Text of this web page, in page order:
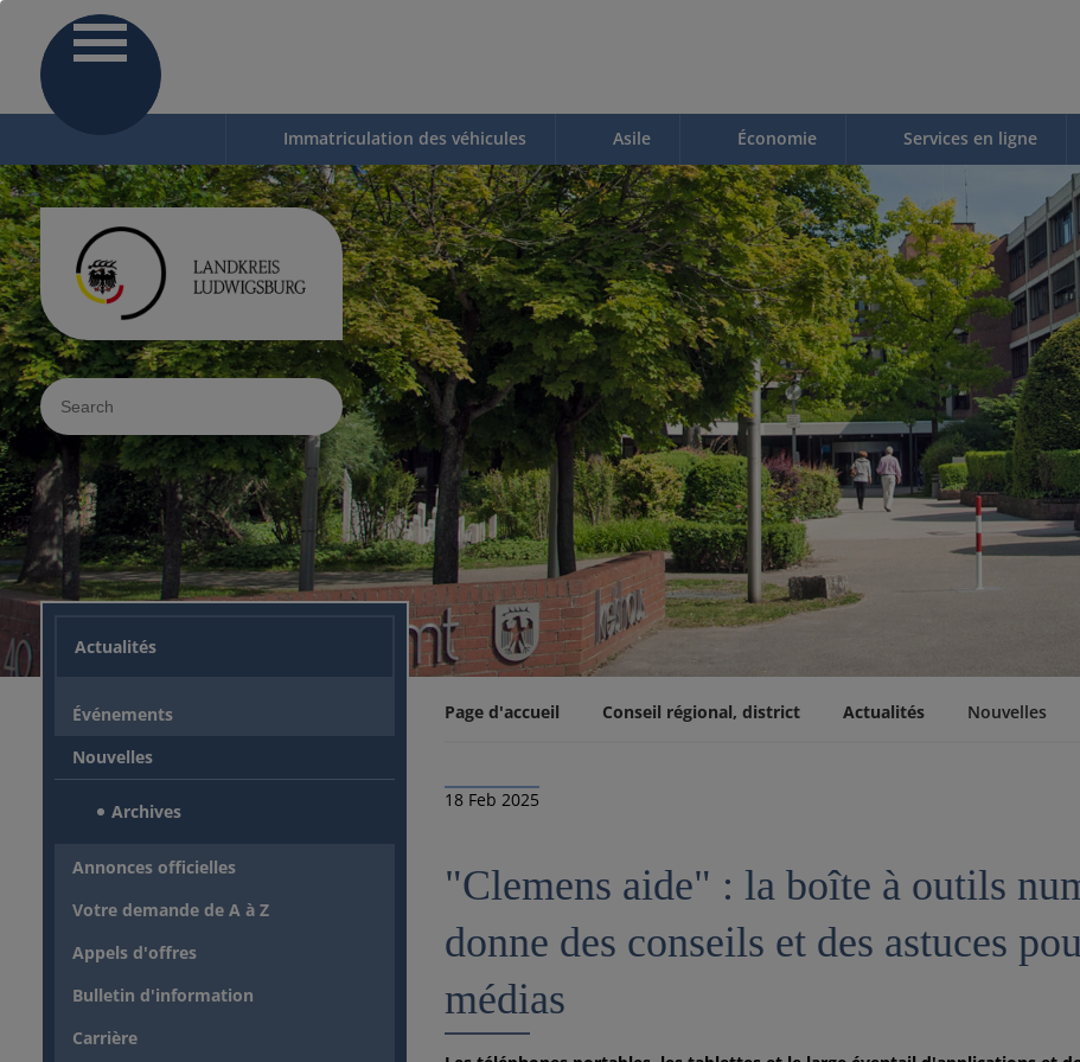
Immatriculation des véhicules Asile Économie Services en ligne
Sucheingabe
Actualités
Événements
Nouvelles
Archives
Annonces officielles
Votre demande de A à Z
Appels d'offres
Bulletin d'information
Carrière
Page d'accueil Conseil régional, district Actualités Nouvelles
18 Feb 2025
"Clemens aide" : la boîte à outils
donne des conseils et des astuces
médias